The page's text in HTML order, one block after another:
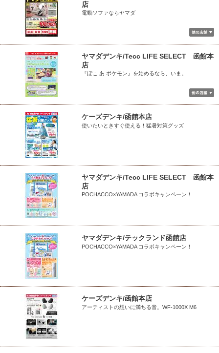
店
電動ソファならヤマダ
ヤマダデンキ/Tecc LIFE SELECT 函館本
店
『ぽこ あ ポケモン』を始めるなら、いま。
ケーズデンキ/函館本店
使いたいときすぐ使える！猛暑対策グッズ
ヤマダデンキ/Tecc LIFE SELECT 函館本
店
POCHACCO×YAMADA コラボキャンペーン！
ヤマダデンキ/テックランド函館店
POCHACCO×YAMADA コラボキャンペーン！
ケーズデンキ/函館本店
アーティストの想いに満ちる音。WF-1000X M6